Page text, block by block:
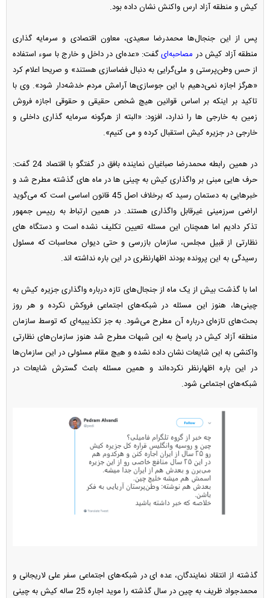
کیش و منطقه آزاد ارس واکنش نشان داده بود.
پس از این جنجال‌ها محمدرضا سعیدی، معاون اقتصادی و سرمایه گذاری
منطقه آزاد کیش در مصاحبه‌ایگفت: «عده‌ای در داخل و خارج با سوء استفاده
از حس وطن‌پرستی و ملی‌گرایی به دنبال فضاسازی هستند» و صریحا اعلام کرد
«هرگز اجازه نمی‌دهیم با این جوسازی‌ها آرامش مردم خدشه‌دار شود». وی با
تاکید بر اینکه بر اساس قوانین هیچ شخص حقیقی و حقوقی اجازه فروش
زمین به خارجی ها را ندارد، افزود: «البته از هرگونه سرمایه گذاری داخلی و
خارجی در جزیره کیش استقبال کرده و می کنیم».
در همین رابطه محمدرضا صباغیان نماینده بافق در گفتگو با اقتصاد 24 گفت:
حرف هایی مبنی بر واگذاری کیش به چینی ها در ماه های گذشته مطرح شد و
خبرهایی به دستمان رسید که برخلاف اصل 45 قانون اساسی است که می‌گوید
اراضی سرزمینی غیرقابل واگذاری هستند. در همین ارتباط به رییس جمهور
تذکر دادیم اما همچنان این مسئله تعیین تکلیف نشده است و دستگاه های
نظارتی از قبیل مجلس، سازمان بازرسی و حتی دیوان محاسبات که مسئول
رسیدگی به این پرونده بودند اظهارنظری در این باره نداشته اند.
اما با گذشت بیش از یک ماه از جنجال‌های تازه درباره واگذاری جزیره کیش به
چینی‌ها، هنوز این مسئله در شبکه‌های اجتماعی فروکش نکرده و هر روز
بحث‌های تازه‌ای درباره آن مطرح می‌شود. به جز تکذیبیه‌ای که توسط سازمان
منطقه آزاد کیش در پاسخ به این شبهات مطرح شد هنوز سازمان‌های نظارتی
واکنشی به این شایعات نشان داده نشده و هیچ مقام مسئولی در این سازمان‌ها
در این باره اظهارنظر نکرده‌اند و همین مسئله باعث گسترش شایعات در
شبکه‌های اجتماعی شود.
گذشته از انتقاد نمایندگان، عده ای در شبکه‌های اجتماعی سفر علی لاریجانی و
محمدجواد ظریف به چین در سال گذشته را موید اجاره 25 ساله کیش به چینی